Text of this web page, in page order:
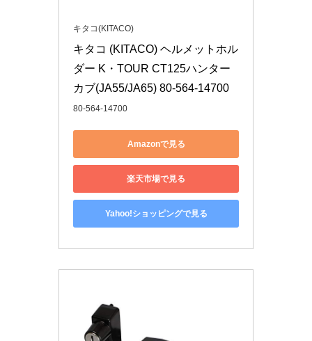
キタコ(KITACO)
キタコ (KITACO) ヘルメットホル
ダー K・TOUR CT125ハンター
カブ(JA55/JA65) 80-564-14700
80-564-14700
Amazonで見る
楽天市場で見る
Yahoo!ショッピングで見る